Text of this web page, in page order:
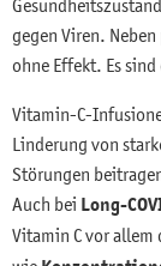
gegen Viren.
ohne Effekt. Es
Vitamin-C-
Linderung von
Störungen
Auch bei Long-
Vitamin C vor allem